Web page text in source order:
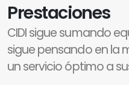
Prestaciones
CIDI sigue sumando
sigue pensando en la
un servicio óptimo a